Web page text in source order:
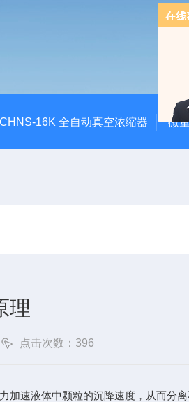
16K 全自动真空浓缩器 微
理
点击次数：396
加速液体中颗粒的沉降速度，从而分